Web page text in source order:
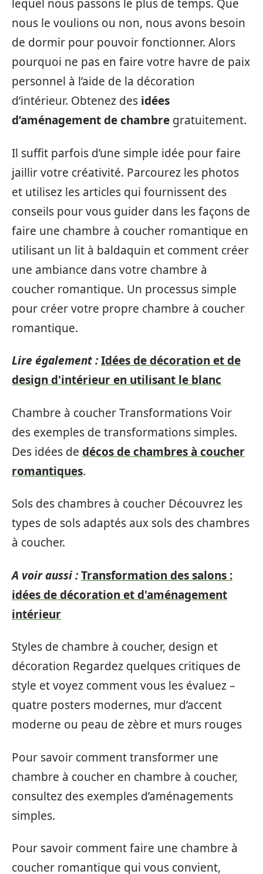
lequel nous passons le plus de temps. Que
nous le voulions ou non, nous avons besoin
de dormir pour pouvoir fonctionner. Alors
pourquoi ne pas en faire votre havre de paix
personnel à l’aide de la décoration
d’intérieur. Obtenez des idées
d’aménagement de chambre gratuitement.
Il suffit parfois d’une simple idée pour faire
jaillir votre créativité. Parcourez les photos
et utilisez les articles qui fournissent des
conseils pour vous guider dans les façons de
faire une chambre à coucher romantique en
utilisant un lit à baldaquin et comment créer
une ambiance dans votre chambre à
coucher romantique. Un processus simple
pour créer votre propre chambre à coucher
romantique.
Lire également :Idées de décoration et de
design d'intérieur en utilisant le blanc
Chambre à coucher Transformations Voir
des exemples de transformations simples.
Des idées de décos de chambres à coucher
romantiques.
Sols des chambres à coucher Découvrez les
types de sols adaptés aux sols des chambres
à coucher.
A voir aussi :Transformation des salons :
idées de décoration et d'aménagement
intérieur
Styles de chambre à coucher, design et
décoration Regardez quelques critiques de
style et voyez comment vous les évaluez –
quatre posters modernes, mur d’accent
moderne ou peau de zèbre et murs rouges
Pour savoir comment transformer une
chambre à coucher en chambre à coucher,
consultez des exemples d’aménagements
simples.
Pour savoir comment faire une chambre à
coucher romantique qui vous convient,